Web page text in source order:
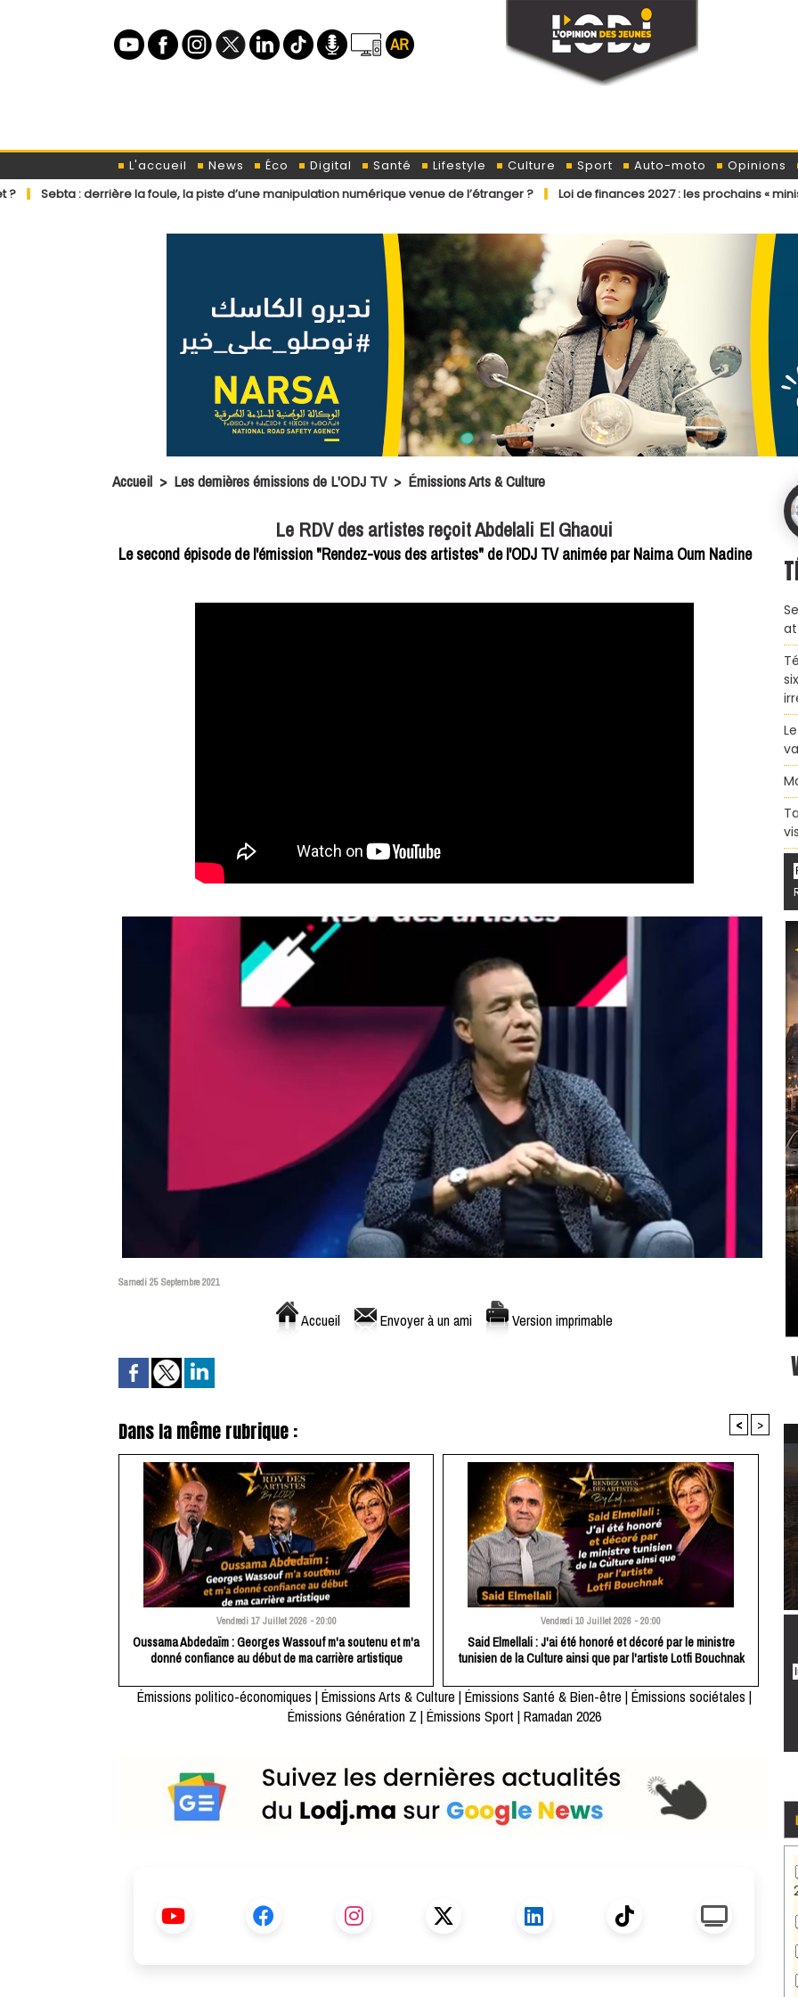
L'accueil News Éco Digital Santé Lifestyle Culture Sport Auto-moto
Opinions
la foule, la piste d’une manipulation numérique venue de l’étranger ?
Loi de finances 2027 : les prochains « ministres » ont déjà
Accueil > Les dernières émissions de L'ODJ TV > Émissions Arts & Culture
Le RDV des artistes reçoit Abdelali El Ghaoui
Le second épisode de l'émission "Rendez-vous des artistes" de l'ODJ TV animée par Naima Oum Nadine
Samedi 25 Septembre 2021
Accueil Envoyer à un ami Version imprimable
Dans la même rubrique : < >
Vendredi 17 Juillet 2026 - 20:00
Oussama Abdedaïm : Georges Wassouf m'a soutenu et m'a
donné confiance au début de ma carrière artistique
Vendredi 10 Juillet 2026 - 20:00
Said Elmellali : J'ai été honoré et décoré par le ministre
tunisien de la Culture ainsi que par l'artiste Lotfi Bouchnak
Émissions politico-économiques |Émissions Arts & Culture |Émissions Santé & Bien-être |Émissions sociétales |
Émissions Génération Z |Émissions Sport |Ramadan 2026